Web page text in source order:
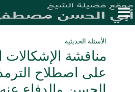
الأسئلة الحديثية
مناقشة الإشكالات
على اصطلاح